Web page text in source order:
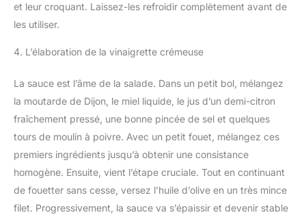
et leur croquant. Laissez-les refroidir complètement avant de
les utiliser.
4. L’élaboration de la vinaigrette crémeuse
La sauce est l’âme de la salade. Dans un petit bol, mélangez
la moutarde de Dijon, le miel liquide, le jus d’un demi-citron
fraîchement pressé, une bonne pincée de sel et quelques
tours de moulin à poivre. Avec un petit fouet, mélangez ces
premiers ingrédients jusqu’à obtenir une consistance
homogène. Ensuite, vient l’étape cruciale. Tout en continuant
de fouetter sans cesse, versez l’huile d’olive en un très mince
filet. Progressivement, la sauce va s’épaissir et devenir stable